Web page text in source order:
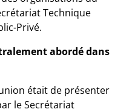
Technique
Privé.
abordé dans
était de présenter
le Secrétariat